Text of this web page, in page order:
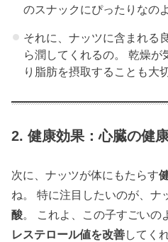
のスナックにぴったりなのよ
それに、ナッツに含まれる
ら潤してくれるの。 乾燥
り脂肪を摂取することも大切
2. 健康効果：心臓の健
次に、ナッツが体にもたらす
ね。 特に注目したいのが、ナ
酸。 これよ、この子すごいの
レステロール値を改善してく